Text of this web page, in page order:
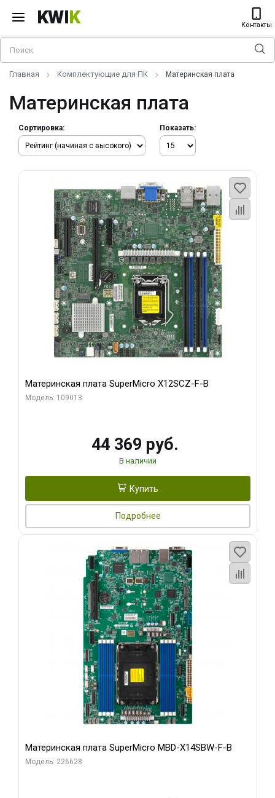
KWIK Контакты
Главная Комплектующие для ПК Материнская плата
Материнская плата
Сортировка: Показать:
Материнская плата SuperMicro X12SCZ-F-B
Модель: 109013
44 369 руб.
В наличии
Купить
Подробнее
Материнская плата SuperMicro MBD-X14SBW-F-B
Модель: 226628